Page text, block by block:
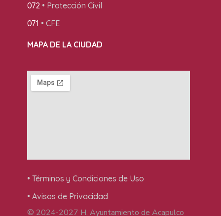
072• Protección Civil
071 • CFE
MAPA DE LA CIUDAD
• Términos y Condiciones de Uso
• Avisos de Privacidad
© 2024-2027 H. Ayuntamiento de Acapulco